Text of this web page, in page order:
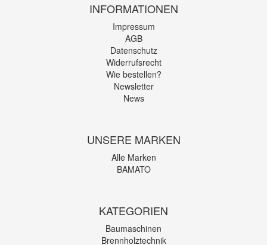
INFORMATIONEN
Impressum
AGB
Datenschutz
Widerrufsrecht
Wie bestellen?
Newsletter
News
UNSERE MARKEN
Alle Marken
BAMATO
KATEGORIEN
Baumaschinen
Brennholztechnik